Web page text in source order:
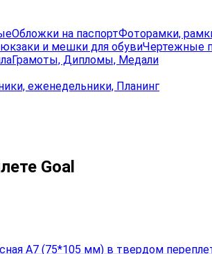
Обложки на паспортФоторамки,
и мешки для обувиЧертежные
Грамоты, Дипломы, Медали
еженедельники, Планинг
Goal